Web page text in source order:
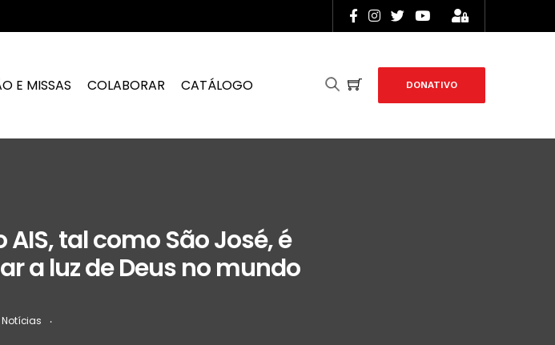
E MISSAS COLABORAR CATÁLOGO DONATIVO
AIS, tal como São José, é
a luz de Deus no mundo
Notícias ‧